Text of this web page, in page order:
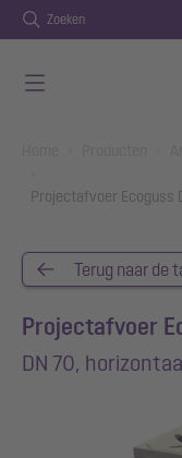
Zoeken
Projectafvoer Ecoguss
Terug naar de
Projectafvoer
DN 70,